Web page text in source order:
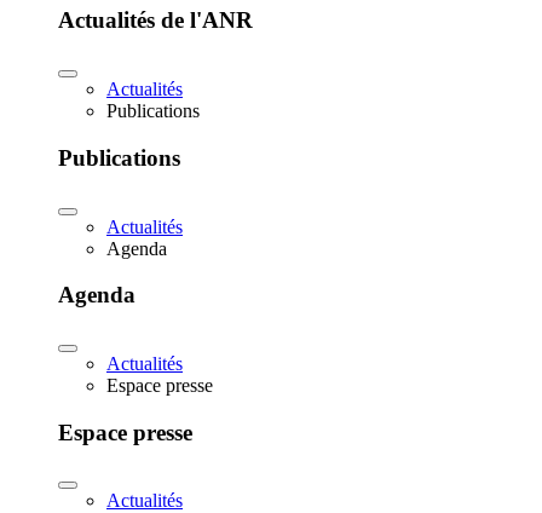
Actualités de l'ANR
Actualités
Publications
Publications
Actualités
Agenda
Agenda
Actualités
Espace presse
Espace presse
Actualités